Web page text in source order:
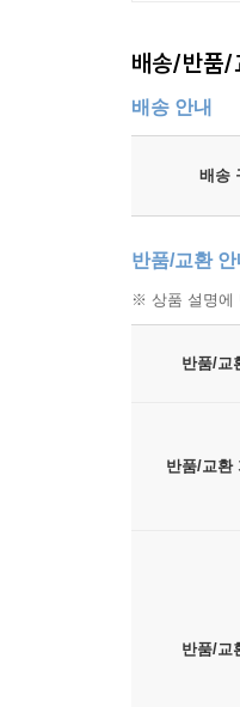
배송/반품/
배송 안내
배송
반품/교환 안
※ 상품 설명에
반품/교
반품/교환
반품/교